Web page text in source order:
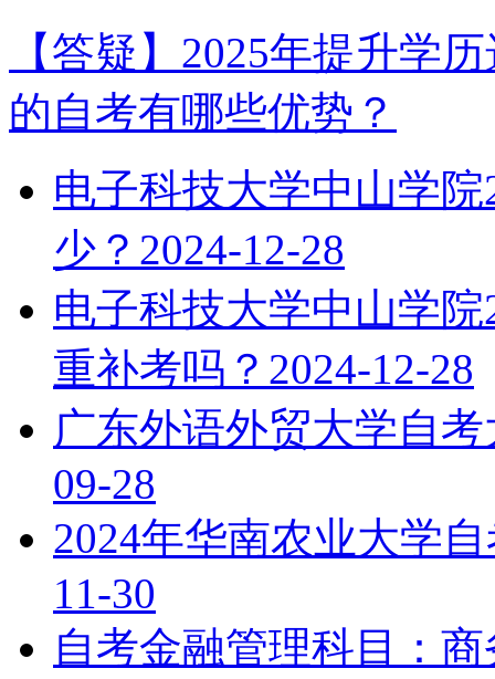
【答疑】2025年提升学
的自考有哪些优势？
电子科技大学中山学
少？ 2024-12-28
电子科技大学中山学
重补考吗？ 2024-12-28
广东外语外贸大学自
09-28
2024年华南农业大学
11-30
自考金融管理科目：